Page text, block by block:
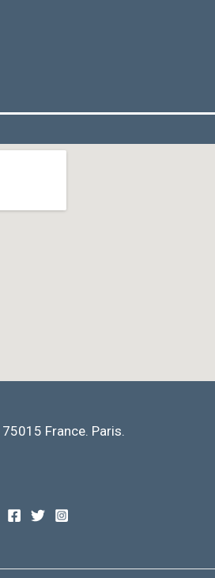
France. Paris.